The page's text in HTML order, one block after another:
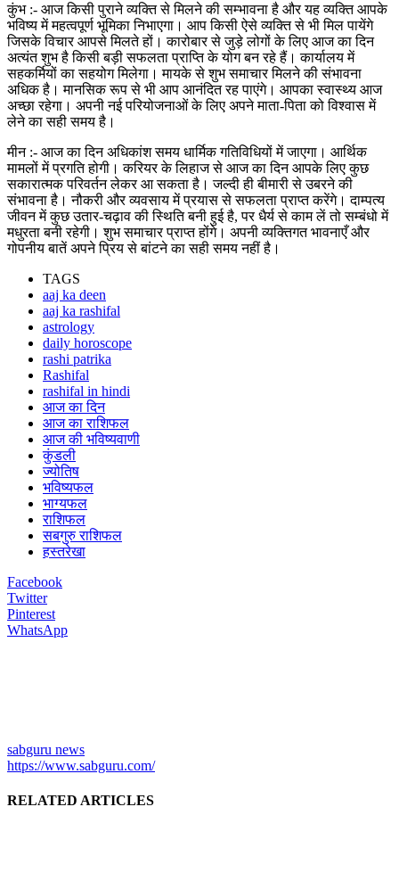
कुंभ :- आज किसी पुराने व्यक्ति से मिलने की सम्भावना है और यह व्यक्ति आपके
भविष्य में महत्वपूर्ण भूमिका निभाएगा। आप किसी ऐसे व्यक्ति से भी मिल पायेंगे
जिसके विचार आपसे मिलते हों। कारोबार से जुड़े लोगों के लिए आज का दिन
अत्यंत शुभ है किसी बड़ी सफलता प्राप्ति के योग बन रहे हैं। कार्यालय में
सहकर्मियों का सहयोग मिलेगा। मायके से शुभ समाचार मिलने की संभावना
अधिक है। मानसिक रूप से भी आप आनंदित रह पाएंगे। आपका स्वास्थ्य आज
अच्छा रहेगा। अपनी नई परियोजनाओं के लिए अपने माता-पिता को विश्वास में
लेने का सही समय है।
मीन :- आज का दिन अधिकांश समय धार्मिक गतिविधियों में जाएगा। आर्थिक
मामलों में प्रगति होगी। करियर के लिहाज से आज का दिन आपके लिए कुछ
सकारात्मक परिवर्तन लेकर आ सकता है। जल्दी ही बीमारी से उबरने की
संभावना है। नौकरी और व्यवसाय में प्रयास से सफलता प्राप्त करेंगे। दाम्पत्य
जीवन में कुछ उतार-चढ़ाव की स्थिति बनी हुई है, पर धैर्य से काम लें तो सम्बंधो में
मधुरता बनी रहेगी। शुभ समाचार प्राप्त होंगे। अपनी व्यक्तिगत भावनाएँ और
गोपनीय बातें अपने प्रिय से बांटने का सही समय नहीं है।
TAGS
aaj ka deen
aaj ka rashifal
astrology
daily horoscope
rashi patrika
Rashifal
rashifal in hindi
आज का दिन
आज का राशिफल
आज की भविष्यवाणी
कुंडली
ज्योतिष
भविष्यफल
भाग्यफल
राशिफल
सबगुरु राशिफल
हस्तरेखा
Facebook
Twitter
Pinterest
WhatsApp
sabguru news
https://www.sabguru.com/
RELATED ARTICLES